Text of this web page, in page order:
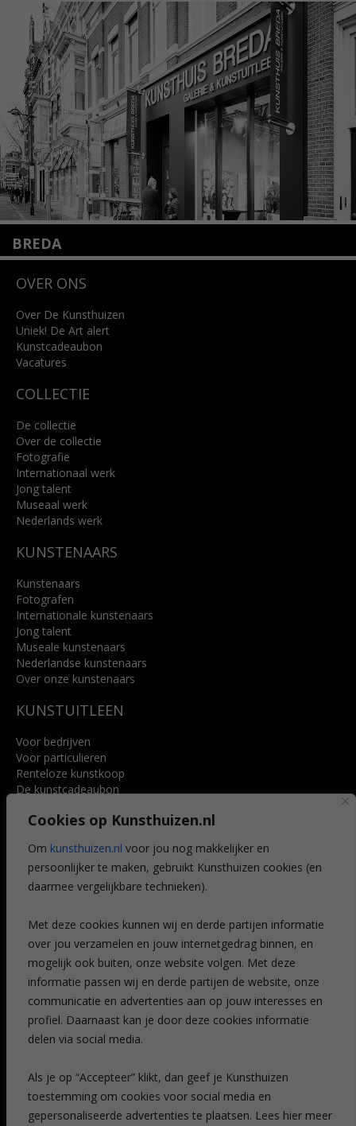
Cookies op Kunsthuizen.nl
Om kunsthuizen.nl voor jou nog makkelijker en
persoonlijker te maken, gebruikt Kunsthuizen cookies (en
daarmee vergelijkbare technieken).
Met deze cookies kunnen wij en derde partijen informatie
over jou verzamelen en jouw internetgedrag binnen, en
mogelijk ook buiten, onze website volgen. Met deze
informatie passen wij en derde partijen de website, onze
communicatie en advertenties aan op jouw interesses en
profiel. Daarnaast kan je door deze cookies informatie
delen via social media.
Als je op “Accepteer” klikt, dan geef je Kunsthuizen
toestemming om cookies voor social media en
gepersonaliseerde advertenties te plaatsen. Lees hier meer
Amstelveenseweg 135
1075 VX Amsterdam
+31 (0)20 2332546
info@kunsthuisamsterdam.nl
Lees meer
BREDA
4818 SB Breda
info@kunsthuisbreda.nl
Lees meer
OVER ONS
Over De Kunsthuizen
Uniek! De Art alert
Kunstcadeaubon
Vacatures
COLLECTIE
De collectie
Over de collectie
Fotografie
Internationaal werk
Jong talent
Museaal werk
Nederlands werk
KUNSTENAARS
Kunstenaars
Fotografen
Internationale kunstenaars
Jong talent
Museale kunstenaars
Nederlandse kunstenaars
Over onze kunstenaars
KUNSTUITLEEN
Voor bedrijven
Voor particulieren
Renteloze kunstkoop
De kunstcadeaubon
Voordelen
Veelgestelde vragen
CONTACT
Leiden
Amsterdam
Breda
Favorieten
Mijn art alert
NIEUWSBRIEF